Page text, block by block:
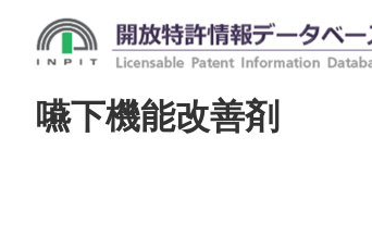
嚥下機能改善剤